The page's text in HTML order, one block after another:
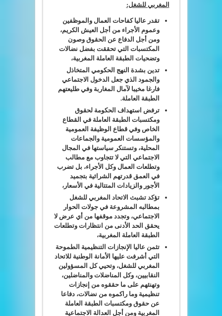
المغربي للشغل:
تقدر عاليا كفاحات العمال والموظفين
وعموم الأجراء من أجل العيش الكريم،
ومن أجل الدفاع عن الحقوق وصون
المكتسبات التي تحققت بفضل نضالات
وتضحيات الطبقة العاملة المغربية،
تدين بشدة النهج الحكومي المتخاذل
والجمود الذي جعل الدخول الاجتماعي
فارغا مخيبا لآمال المغاربة وفي طليعتهم
الطبقة العاملة.
ترفض استهداف الحكومة لحقوق
ومكتسبات الطبقة العاملة في القطاع
الخاص وفي قطاع الوظيفة العمومية
والمؤسسات العمومية والجماعات
المحلية، وتستنكر سياستها في المجال
الاجتماعي التي لا تتجاوب مع مطالب
وتطلعات العمال وكل الأجراء، بل تضرب
في العمق قدرتهم الشرائية بتجميد
الأجور والزيادات المتتالية في الأسعار،
تؤكد تشبث الاتحاد المغربي للشغل
بمطالبه المشروعة في جولات الحوار
الاجتماعي، وتجدد موقفها من أي عرض لا
يحقق الحد الأدنى من انتظارات وتطلعات
الطبقة العاملة المغربية،
تثمن عاليا الإنجازات التنظيمية الطموحة
التي أشرفت عليها الأمانة الوطنية للاتحاد
المغربي للشغل، وتحيي كل المسؤولين
النقابيين، وكل المناضلات والمناضلين،
وتهنئهم على ما حققوه من إنجازات
تنظيمية وما راكموه من نضالات، دفاعا
عن حقوق ومكتسبات الطبقة العاملة
المغربية ومن أجل العدالة الاجتماعية